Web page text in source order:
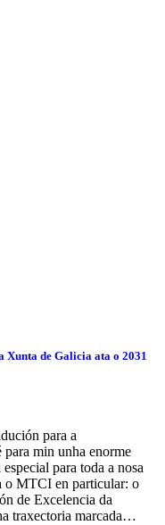
Xunta de Galicia ata o 2031
para a
min unha enorme
para toda a nosa
o MTCI en particular: o
de Excelencia da
traxectoria marcada…